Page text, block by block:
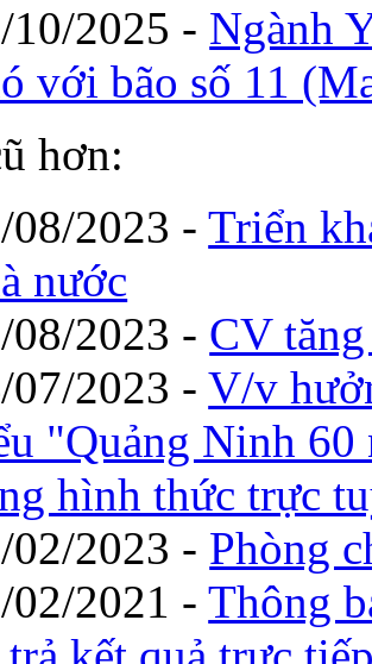
10/2025 - Ngành
với bão số 11
hơn:
08/2023 -Triển
nước
08/2023 - CV
07/2023 -V/v
"Quảng Ninh 60
hình thức trực
02/2023 - Phòng
02/2021 -Thông